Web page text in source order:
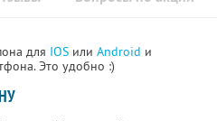
для IOS или Android и
Это удобно :)